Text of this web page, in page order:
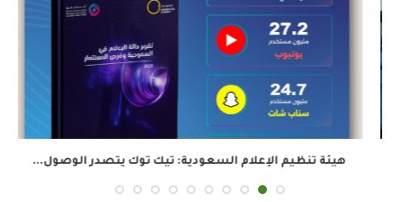
هيئة تنظيم الإعلام السعودية: تيك توك يتصدر الوصول...